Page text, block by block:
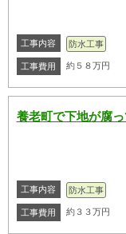
工事内容 防水工事
工事費用 約５８万円
養老町で下地が腐
工事内容 防水工事
工事費用 約３３万円